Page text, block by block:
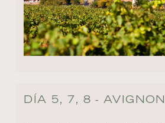
DÍA 5, 7, 8 - AVIGNON